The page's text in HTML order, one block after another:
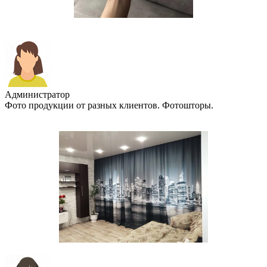
Администратор
Фото продукции от разных клиентов. Фотошторы.